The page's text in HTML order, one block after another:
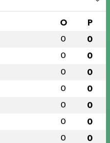
O P
0 0
0 0
0 0
0 0
0 0
0 0
0 0